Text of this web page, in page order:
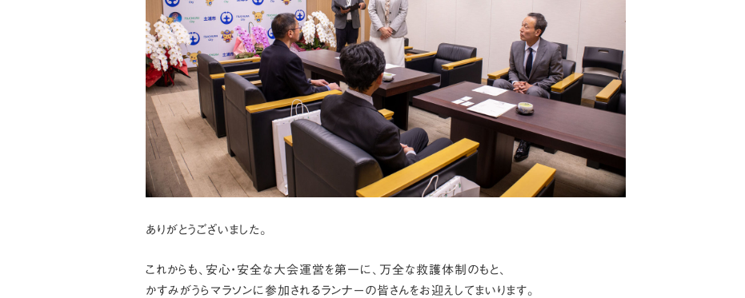
ありがとうございました。
これからも、安心・安全な大会運営を第一に、万全な救護体制のもと、
かすみがうらマラソンに参加されるランナーの皆さんをお迎えしてまいります。